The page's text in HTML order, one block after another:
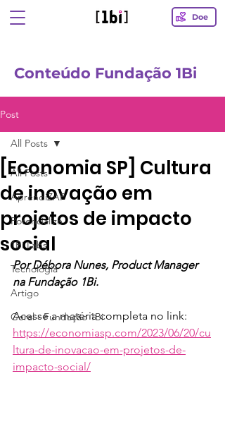
Doe
Conteúdo Fundação 1Bi
Post
All Posts
AprendiZAP
Potencialize
1Bi Labs
Tecnologia
Artigo
Geral - Fundação 1Bi
All Posts
[Economia SP] Cultura
de inovação em
projetos de impacto
social
Por Débora Nunes, Product Manager
na Fundação 1Bi.
Acesse a matéria completa no link:
https://economiasp.com/2023/06/20/cu
ltura-de-inovacao-em-projetos-de-
impacto-social/